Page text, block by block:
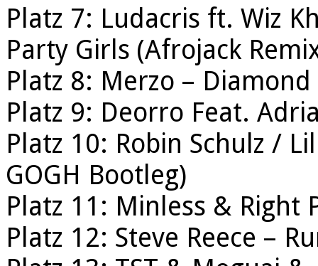
Platz 7: Ludacris ft. Wiz
Party Girls (Afrojack
Platz 8: Merzo – Diamond
Platz 9: Deorro Feat.
Platz 10: Robin Schulz /
GOGH Bootleg)
Platz 11: Minless & Right
Platz 12: Steve Reece –